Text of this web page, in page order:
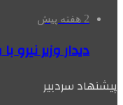
2 هفته پیش
دیدار وزیر نیرو
پیشنهاد سردبیر